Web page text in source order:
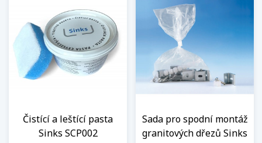
Čistící a leštící pasta
Sinks SCP002
Sada pro spodní montáž
granitových dřezů Sinks